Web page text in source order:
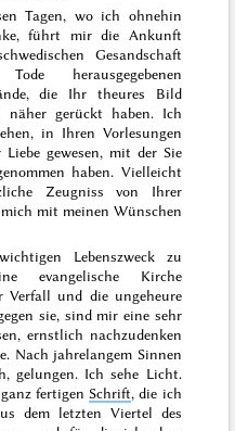
Tagen, wo ich ohnehin
führt mir die Ankunft
Gesandschaft
Todeherausgegebenen
die Ihr theures Bild
näher gerückt haben. Ich
in Ihren Vorlesungen
gewesen, mit der Sie
haben. Vielleicht
Zeugniss von Ihrer
mit meinen Wünschen
Lebenszweck zu
evangelische Kirche
Verfall und die ungeheure
sie, sind mir eine sehr
ernstlich nachzudenken
Nach jahrelangem Sinnen
gelungen. Ich sehe Licht.
fertigen Schrift, die ich
dem letzten Viertel des